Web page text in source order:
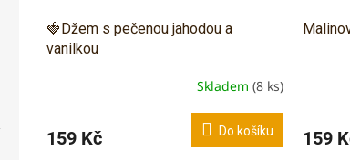
🍓Džem s pečenou jahodou a
vanilkou
Skladem (8 ks)
159 Kč Do košíku 159